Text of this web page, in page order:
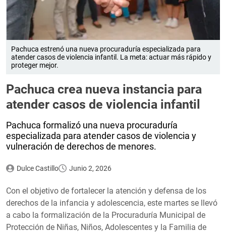
Pachuca estrenó una nueva procuraduría especializada para
atender casos de violencia infantil. La meta: actuar más rápido y
proteger mejor.
Pachuca crea nueva instancia para
atender casos de violencia infantil
Pachuca formalizó una nueva procuraduría
especializada para atender casos de violencia y
vulneración de derechos de menores.
Dulce Castillo Junio 2, 2026
Con el objetivo de fortalecer la atención y defensa de los
derechos de la infancia y adolescencia, este martes se llevó
a cabo la formalización de la Procuraduría Municipal de
Protección de Niñas, Niños, Adolescentes y la Familia de